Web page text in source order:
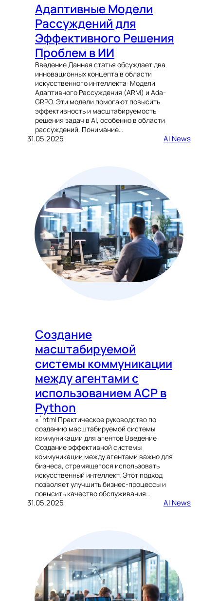
Адаптивные Модели
Рассуждений для
Эффективного Решения
Проблем в ИИ
Введение Данная статья обсуждает два
инновационных концепта в области
искусственного интеллекта: Модели
Адаптивного Рассуждения (ARM) и Ada-
GRPO. Эти модели помогают повысить
эффективность и масштабируемость
решения задач в AI, особенно в области
рассуждений. Понимание…
31.05.2025 AI News
Создание
масштабируемой
системы коммуникации
между агентами с
использованием ACP в
Python
«`html Практическое руководство по
созданию масштабируемой системы
коммуникации для агентов Введение
Создание эффективной системы
коммуникации между агентами важно для
бизнеса, стремящегося использовать
искусственный интеллект. Этот подход
позволяет улучшить бизнес-процессы и
повысить качество обслуживания…
31.05.2025 AI News